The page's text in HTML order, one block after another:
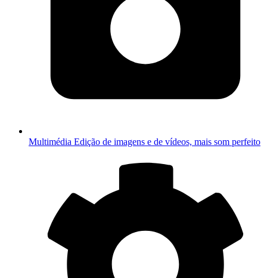
Multimédia Edição de imagens e de vídeos, mais som perfeito